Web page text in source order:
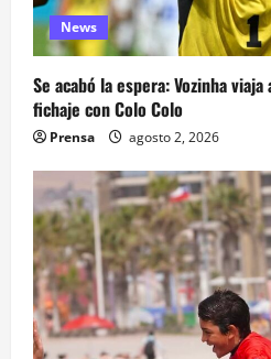
News
Se acabó la espera: Vozinha
fichaje con Colo Colo
Prensa agosto 2, 2026